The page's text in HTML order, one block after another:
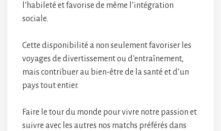
l’habileté et favorise de même l’intégration
sociale.
Cette disponibilité a non seulement favoriser les
voyages de divertissement ou d’entraînement,
mais contribuer au bien-être de la santé et d’un
pays tout entier.
Faire le tour du monde pour vivre notre passion et
suivre avec les autres nos matchs préférés dans